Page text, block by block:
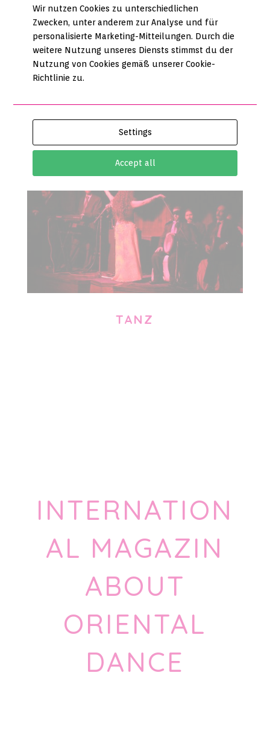
REISEN
TANZ
INTERNATION
AL MAGAZIN
ABOUT
ORIENTAL
DANCE
Wir nutzen Cookies zu unterschiedlichen
Zwecken, unter anderem zur Analyse und für
personalisierte Marketing-Mitteilungen. Durch die
weitere Nutzung unseres Diensts stimmst du der
Nutzung von Cookies gemäß unserer Cookie-
Richtlinie zu.
Settings
Accept all